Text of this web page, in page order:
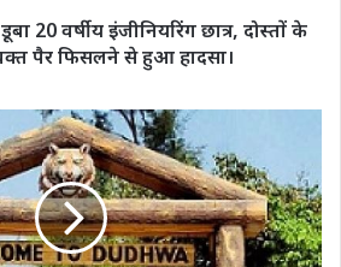
20 वर्षीय इंजीनियरिंग छात्र, दोस्तों के
पैर फिसलने से हुआ हादसा।